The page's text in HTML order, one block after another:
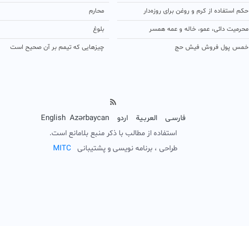
حکم استفاده از کرم و روغن برای روزه‌دار
محرمیت دائی، عمو، خاله و عمه همسر
خمس پول فروش فیش حج
محارم
بلوغ
چیزهایی که تیمم بر آن صحیح است
فارسـی العربـیة اردو Azərbaycan
English
استفاده از مطالب با ذکر منبع بلامانع است.
طراحی ، برنامه نویسی و پشتیبانی
MITC